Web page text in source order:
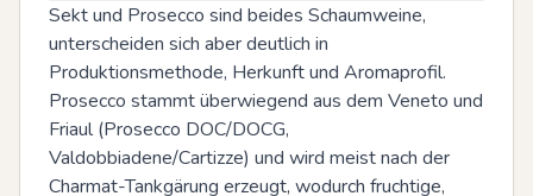
Sekt und Prosecco sind beides Schaumweine,
unterscheiden sich aber deutlich in
Produktionsmethode, Herkunft und Aromaprofil.
Prosecco stammt überwiegend aus dem Veneto und
Friaul (Prosecco DOC/DOCG,
Valdobbiadene/Cartizze) und wird meist nach der
Charmat-Tankgärung erzeugt, wodurch fruchtige,